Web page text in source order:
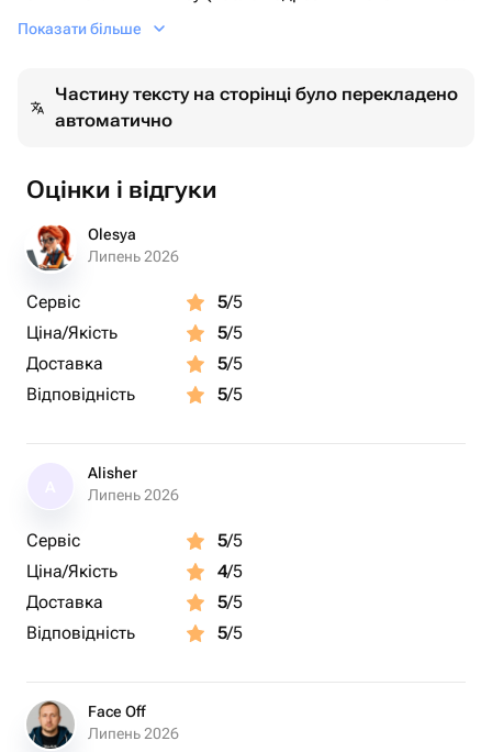
секунд поставьте в воду). Не храните букет на прямых
Обратите внимание на размеры букета и фото в
полный рост с человеком, для понимания размера
Показати більше
Частину тексту на сторінці було перекладено
автоматично
Оцінки і відгуки
Olesya
Липень 2026
Сервіс 5/5
Ціна/Якість
5/5
Доставка
5/5
Відповідність
5/5
Alisher
Липень 2026
Сервіс 5/5
Ціна/Якість
4/5
Доставка
5/5
Відповідність
5/5
Face Off
Липень 2026